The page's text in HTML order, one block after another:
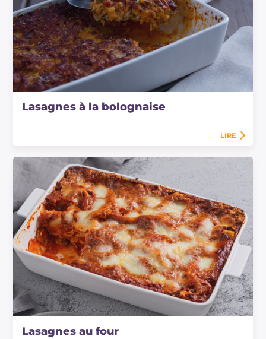
Lasagnes à la bolognaise
LIRE
Lasagnes au four